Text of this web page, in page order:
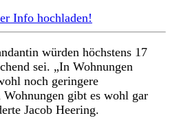
Info hochladen!
würden höchstens 17
sei. „In Wohnungen
noch geringere
gibt es wohl gar
Jacob Heering.